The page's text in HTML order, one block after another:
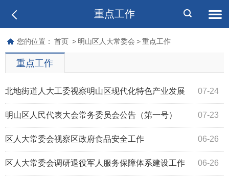
重点工作
您的位置： 首页 > 明山区人大常委会 > 重点工作
重点工作
07-24
北地街道人大工委视察明山区现代化特色产业发展
情况 07-23
明山区人民代表大会常务委员会公告（第一号）
06-26
区人大常委会视察区政府食品安全工作
06-26
区人大常委会调研退役军人服务保障体系建设工作